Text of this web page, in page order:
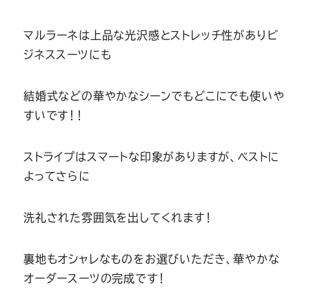
マルラーネは上品な光沢感とストレッチ性がありビ
ジネススーツにも
結婚式などの華やかなシーンでもどこにでも使いや
すいです！！
ストライプはスマートな印象がありますが、ベストに
よってさらに
洗礼された雰囲気を出してくれます！
裏地もオシャレなものをお選びいただき、華やかな
オーダースーツの完成です！